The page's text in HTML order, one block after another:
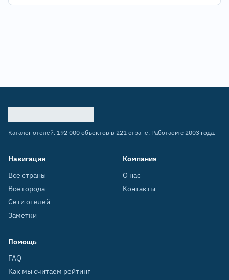
Каталог отелей. 192 000 объектов в 221 стране. Работаем с 2003 года.
Навигация
Все страны
Все города
Сети отелей
Заметки
Компания
О нас
Контакты
Помощь
FAQ
Как мы считаем рейтинг